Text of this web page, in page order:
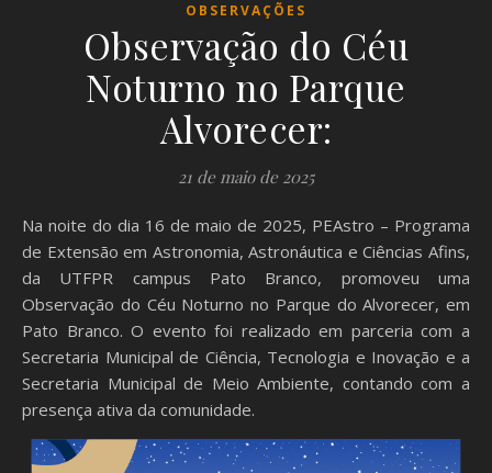
OBSERVAÇÕES
Observação do Céu
Noturno no Parque
Alvorecer:
21 de maio de 2025
Na noite do dia 16 de maio de 2025, PEAstro – Programa
de Extensão em Astronomia, Astronáutica e Ciências Afins,
da UTFPR campus Pato Branco, promoveu uma
Observação do Céu Noturno no Parque do Alvorecer, em
Pato Branco. O evento foi realizado em parceria com a
Secretaria Municipal de Ciência, Tecnologia e Inovação e a
Secretaria Municipal de Meio Ambiente, contando com a
presença ativa da comunidade.